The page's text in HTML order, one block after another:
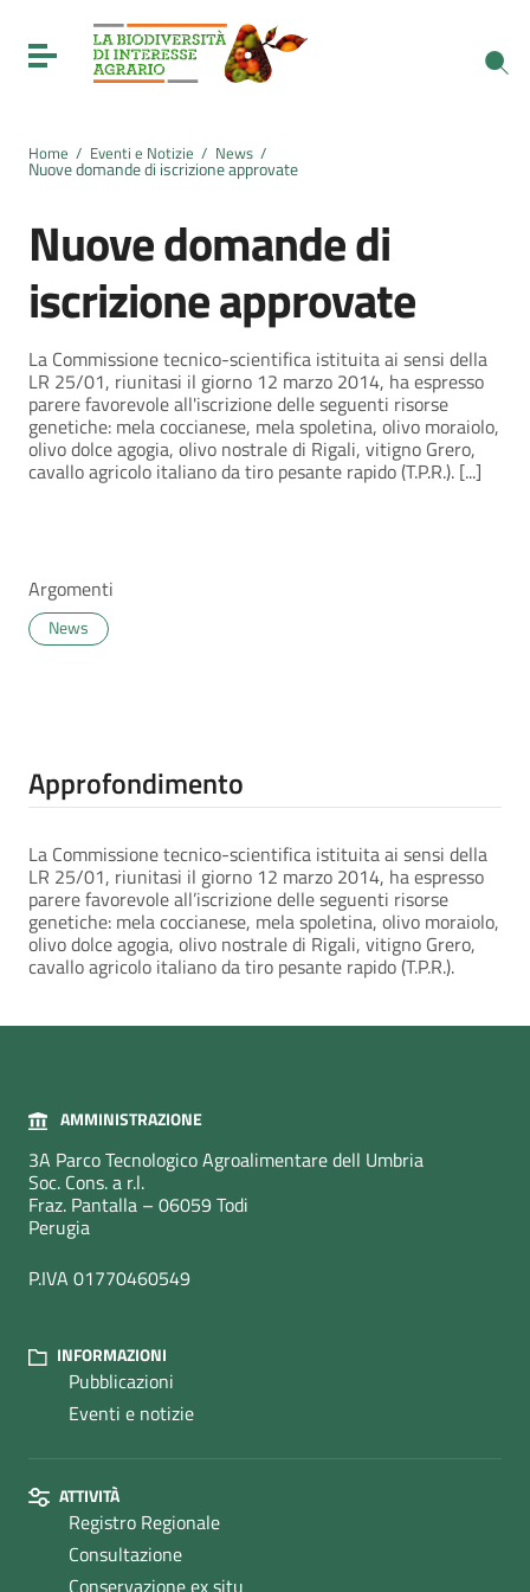
Vai al menu di navigazione
Vai al footer
Toggle navigation
Home / Eventi e Notizie / News /
Nuove domande di iscrizione approvate
Nuove domande di
iscrizione approvate
La Commissione tecnico-scientifica istituita ai sensi della
LR 25/01, riunitasi il giorno 12 marzo 2014, ha espresso
parere favorevole all'iscrizione delle seguenti risorse
genetiche: mela coccianese, mela spoletina, olivo moraiolo,
olivo dolce agogia, olivo nostrale di Rigali, vitigno Grero,
cavallo agricolo italiano da tiro pesante rapido (T.P.R.). [...]
Argomenti
News
Approfondimento
La Commissione tecnico-scientifica istituita ai sensi della
LR 25/01, riunitasi il giorno 12 marzo 2014, ha espresso
parere favorevole all’iscrizione delle seguenti risorse
genetiche: mela coccianese, mela spoletina, olivo moraiolo,
olivo dolce agogia, olivo nostrale di Rigali, vitigno Grero,
cavallo agricolo italiano da tiro pesante rapido (T.P.R.).
AMMINISTRAZIONE
3A Parco Tecnologico Agroalimentare dell Umbria
Soc. Cons. a r.l.
Fraz. Pantalla – 06059 Todi
Perugia
P.IVA 01770460549
INFORMAZIONI
Pubblicazioni
Eventi e notizie
ATTIVITÀ
Registro Regionale
Consultazione